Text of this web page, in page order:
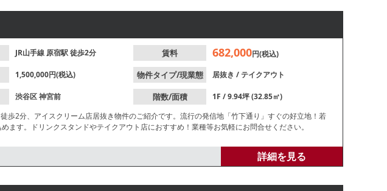
JR山手線 原宿駅徒歩2分 賃料 682,000円(税込)
1,500,000円(税込) 物件タイプ/現業態 居抜き / テイクアウト
渋谷区神宮前 階数/面積
1F / 9.94坪 (32.85㎡)
徒歩2分、アイスクリーム店居抜き物件のご紹介です。流行の発信地「竹下通り」すぐの好立地！若
ます。ドリンクスタンドやテイクアウト店におすすめ！業種等お気軽にお問合せください。
詳細を見る